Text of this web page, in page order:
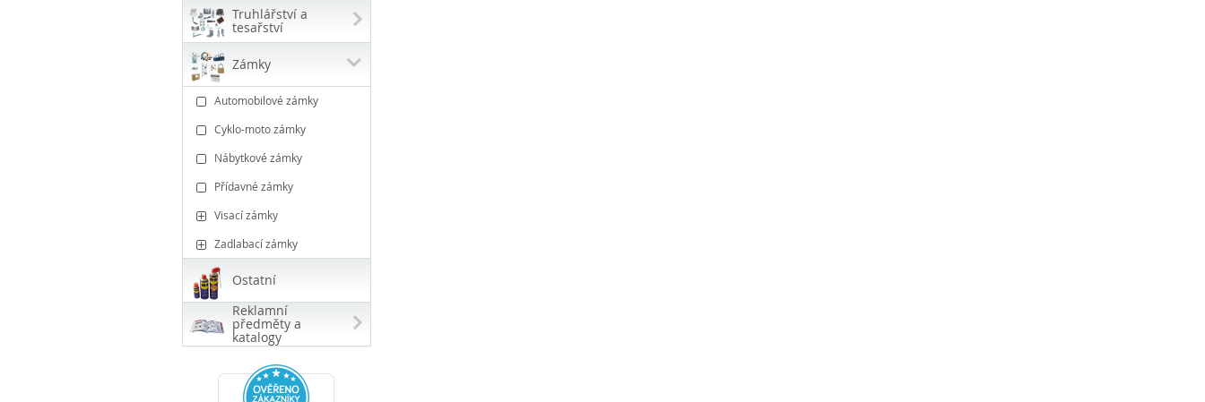
Truhlářství a
tesařství
Zámky
Automobilové zámky
Cyklo-moto zámky
Nábytkové zámky
Přídavné zámky
Visací zámky
Zadlabací zámky
Ostatní
Reklamní
předměty a
katalogy